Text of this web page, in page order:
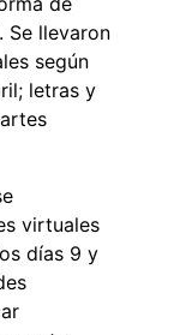
Se llevaron
según
letras y
virtuales
días 9 y